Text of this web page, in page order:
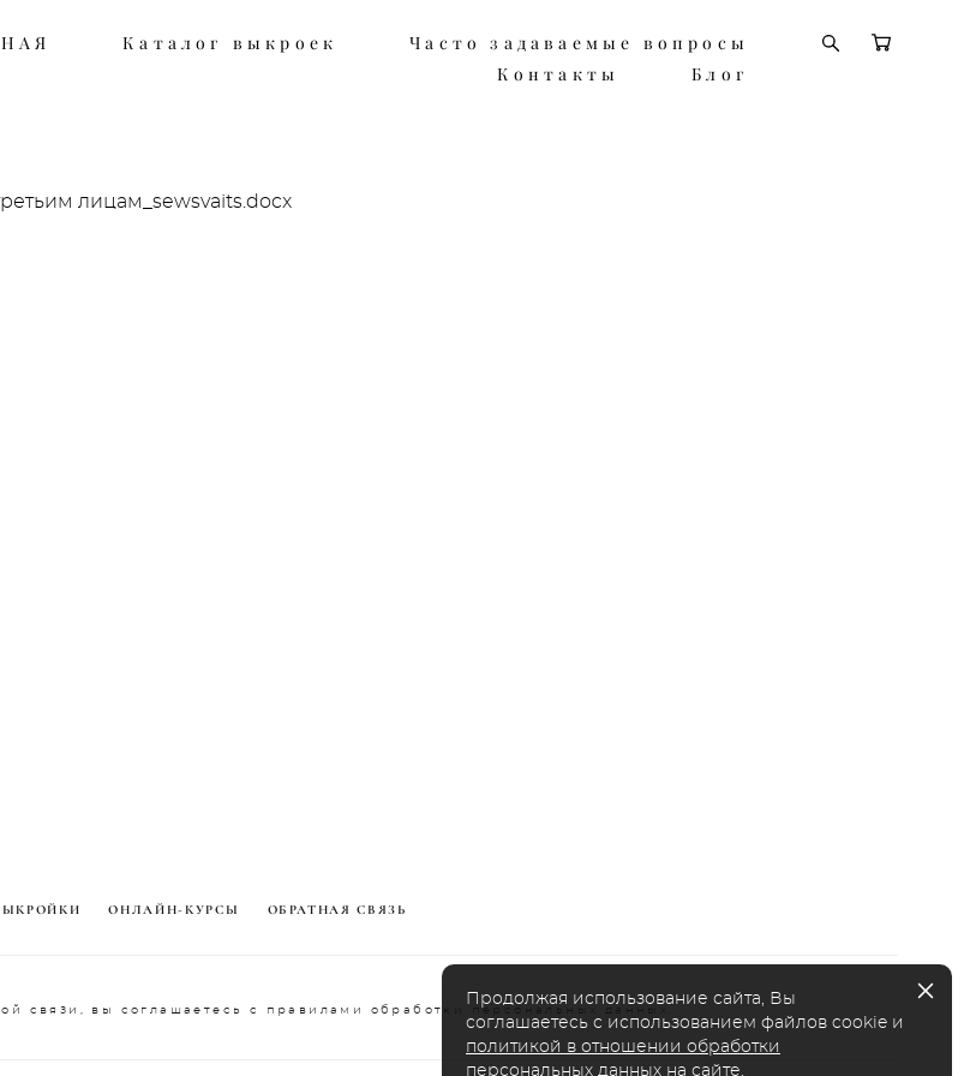
Каталог выкроек
Часто задаваемые вопросы
Контакты
Блог
Каталог выкроек
Часто задаваемые вопросы
Контакты
Блог
лицам_sewsvaits.docx
ОНЛАЙН-КУРСЫ ОБРАТНАЯ СВЯЗЬ
связи, вы соглашаетесь с правилами обработки персональных данных.
Продолжая использование сайта, Вы
соглашаетесь с использованием файлов cookie и
политикой в отношении обработки
персональных данных на сайте.